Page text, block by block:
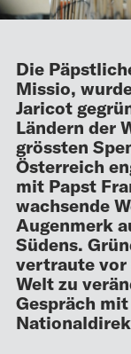
Die
Missio,
Jaricot
Ländern der
grössten
Österreich
mit Papst
wachsende
Augenmerk
Südens.
vertraute vor
Welt zu
Gespräch